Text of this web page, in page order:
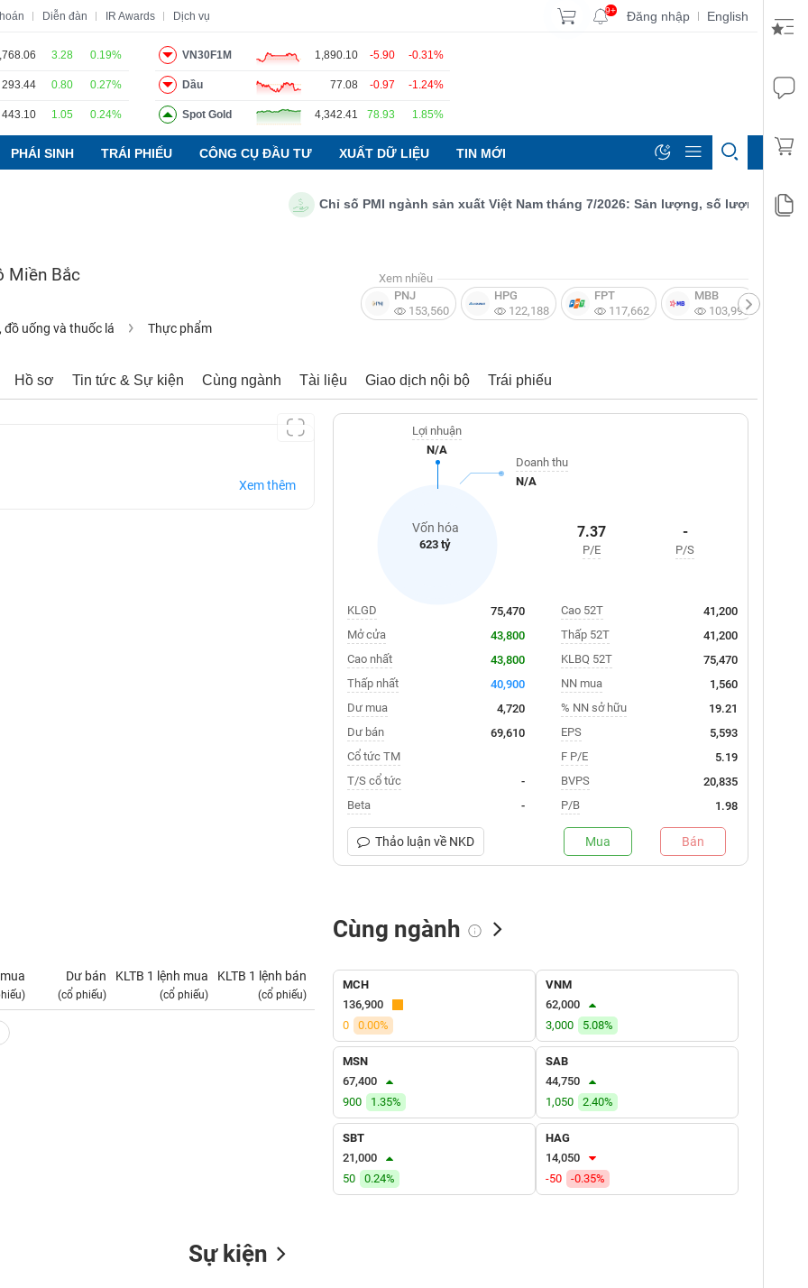
Diễn đàn IR Awards Dịch vụ 9+ Đăng nhập | English
3.28 0.19%
293.44 0.80 0.27%
443.10 1.05 0.24%
VN30F1M 1,890.10 -5.90 -0.31%
Dầu 77.08 -0.97 -1.24%
Spot Gold 4,342.41 78.93 1.85%
PHÁI SINH TRÁI PHIẾU CÔNG CỤ ĐẦU TƯ XUẤT DỮ LIỆU TIN MỚI
Chỉ số PMI ngành sản xuất Việt Nam tháng 7/2026: Sản lượng, số lượng đơn đặt
Miền Bắc
đồ uống và thuốc lá Thực phẩm
Xem nhiều
PNJ
153,560
HPG
122,188
FPT
117,662
MBB
103,997
Hồ sơ Tin tức & Sự kiện Cùng ngành Tài liệu Giao dịch nội bộ Trái phiếu
Xem thêm
Vốn hóa
623 tỷ
Lợi nhuận
N/A
Doanh thu
N/A
7.37
P/E
-
P/S
KLGD
75,470
Mở cửa
43,800
Cao nhất
43,800
Thấp nhất
40,900
Dư mua
4,720
Dư bán
69,610
Cổ tức TM
T/S cổ tức
-
Beta
-
Cao 52T
41,200
Thấp 52T
41,200
KLBQ 52T
75,470
NN mua
1,560
% NN sở hữu
19.21
EPS
5,593
F P/E
5.19
BVPS
20,835
P/B
1.98
Thảo luận về NKD Mua Bán
Dư bán
(cổ phiếu)
KLTB 1 lệnh mua
(cổ phiếu)
KLTB 1 lệnh bán
(cổ phiếu)
Tự doanh mua
Cùng ngành
MCH
136,900
0
0.00%
VNM
62,000
3,000
5.08%
MSN
67,400
900
1.35%
SAB
44,750
1,050
2.40%
SBT
21,000
50
0.24%
HAG
14,050
-50
-0.35%
Sự kiện
Báo cáo phân tích Thuật ngữ